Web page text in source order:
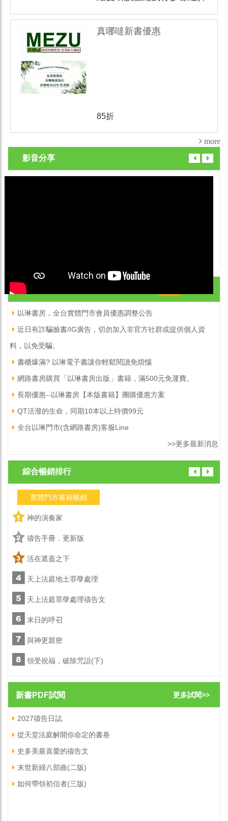
真哪噠新書優惠
85折
more
影音分享
最新消息.
以琳書房，全台實體門市會員優惠調整公告
近日有詐騙臉書/IG廣告，切勿加入非官方社群或提供個人資
料，以免受騙。
書櫃爆滿? 以琳電子書讓你輕鬆閱讀免煩惱
網路書房購買「以琳書房出版」書籍，滿500元免運費。
長期優惠--以琳書房【本版書籍】團購優惠方案
QT活潑的生命，同期10本以上特價99元
全台以琳門市(含網路書房)客服Line
>>更多最新消息
綜合暢銷排行
實體門市書籍暢銷
神的演奏家
禱告手冊．更新版
活在遮蓋之下
天上法庭地土罪孽處理
天上法庭罪孽處理禱告文
末日的呼召
與神更親密
領受祝福，破除咒詛(下)
陪你走一會兒
職場屬靈爭戰禱告文
新書PDF試閱 更多試閱>>
2027禱告日誌
從天堂法庭解開你命定的書卷
史多美最喜愛的禱告文
末世新婦八部曲(二版)
如何帶領初信者(三版)